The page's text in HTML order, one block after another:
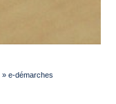
» e-démarches